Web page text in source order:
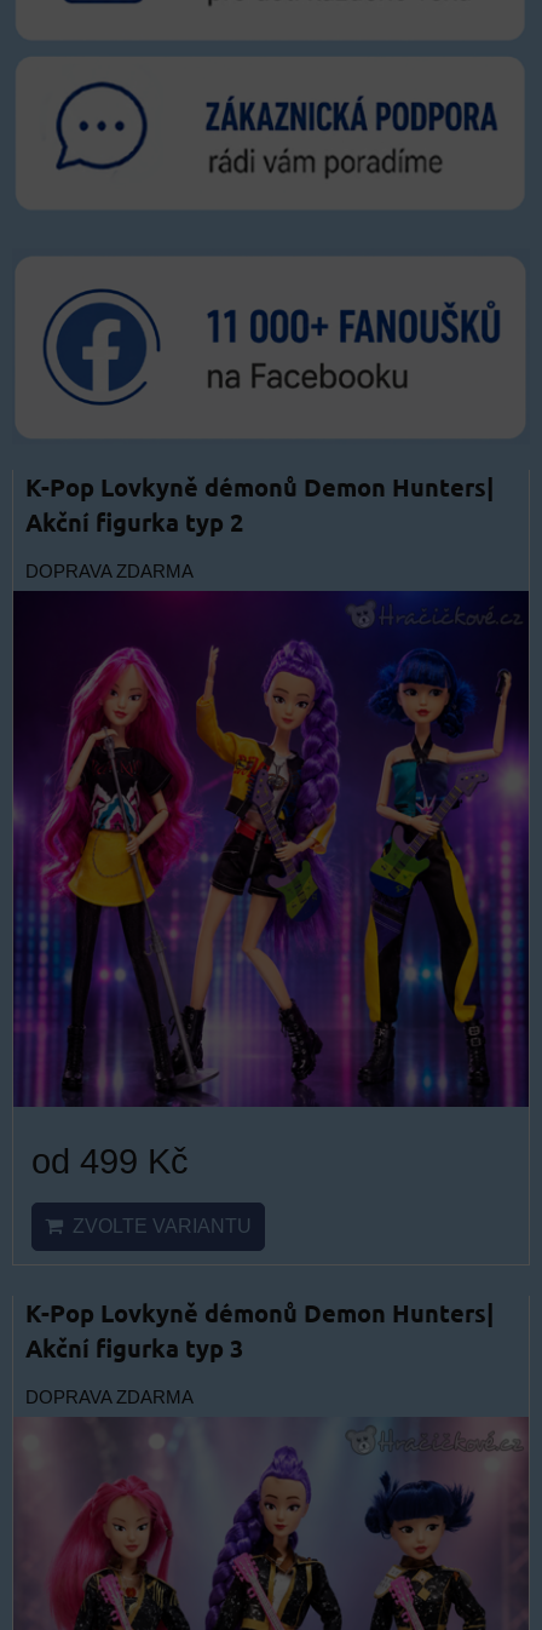
K-Pop Lovkyně démonů Demon Hunters|
Akční figurka typ 2
DOPRAVA ZDARMA
od 499 Kč
ZVOLTE VARIANTU
K-Pop Lovkyně démonů Demon Hunters|
Akční figurka typ 3
DOPRAVA ZDARMA